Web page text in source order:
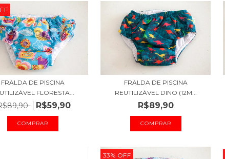
FRALDA DE PISCINA
FLORESTA...
R$59,90
COMPRAR
FRALDA DE PISCINA
REUTILIZÁVEL DINO (12M...
R$89,90
COMPRAR
33% OFF